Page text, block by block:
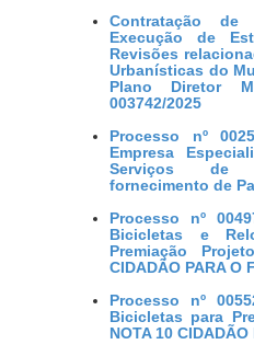
Contratação de
Execução de
Revisões
Urbanísticas do
Plano Diretor
003742/2025
Processo nº
Empresa
Serviços de
fornecimento de
Processo nº
Bicicletas e
Premiação
CIDADÃO PARA O
Processo nº
Bicicletas para
NOTA 10 CIDADÃO